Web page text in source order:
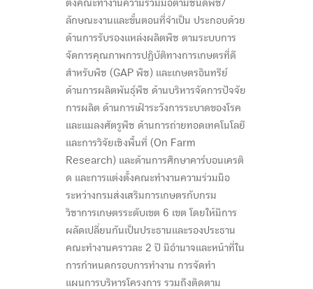
ตั้งคณะทำงานความร่วมมือตามชนิดพืช/
ลักษณะงานและขั้นตอนที่จำเป็น ประกอบด้วย
ด้านการรับรองแหล่งผลิตพืช ตามระบบการ
จัดการคุณภาพการปฏิบัติทางการเกษตรที่ดี
สำหรับพืช (GAP พืช) และเกษตรอินทรีย์
ด้านการผลิตพันธุ์พืช ด้านบริหารจัดการปัจจัย
การผลิต ด้านการเฝ้าระวังการระบาดของโรค
และแมลงศัตรูพืช ด้านการถ่ายทอดเทคโนโลยี
และการวิจัยเชิงพื้นที่ (On Farm
Research) และด้านการศึกษาคาร์บอนเครติ
ด และการแต่งตั้งคณะทำงานความร่วมมือ
ระหว่างกรมส่งเสริมการเกษตรกับกรม
วิชาการเกษตรระดับเขต 6 เขต โดยให้มีการ
ผลัดเปลี่ยนกันเป็นประธานและรองประธาน
คณะทำงานคราวละ 2 ปี มีอำนาจและหน้าที่ใน
การกำหนดกรอบการทำงาน การจัดทำ
แผนการบริหารโครงการ รวมถึงติดตาม